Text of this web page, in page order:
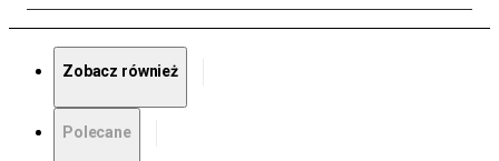
Zobacz również
Polecane